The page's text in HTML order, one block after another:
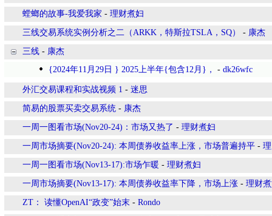
螳螂的故事-我爱我家 - 理财煮妇
三线交易系统实例分析之二（ARKK，特斯拉TSLA，SQ） - 康杰
三线 - 康杰
{2024年11月29日 } 2025上半年{包含12月}，
- dk26wfc
外汇交易课程和实战视频 1 - 迷思
简易的股票买卖交易系统 - 康杰
一周一图看市场(Nov20-24)：市场又热了 - 理财煮妇
一周市场摘要(Nov20-24): 本周债券收益率上涨，市场普遍持平 -
一周一图看市场(Nov13-17):市场乍暖 - 理财煮妇
一周市场摘要(Nov13-17): 本周债券收益率下降，市场上涨 - 理财
ZT： 读懂OpenAI“政变”始末 - Rondo